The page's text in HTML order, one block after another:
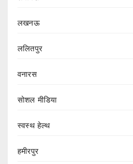
लखनऊ
ललितपुर
वनारस
सोशल मीडिया
स्वस्थ हेल्थ
हमीरपुर